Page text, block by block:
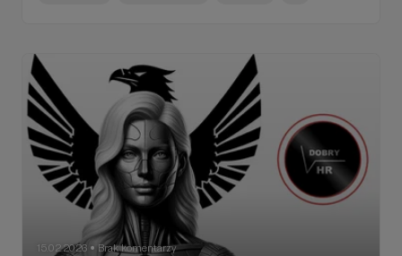
15.02.2026 ● Brak komentarzy